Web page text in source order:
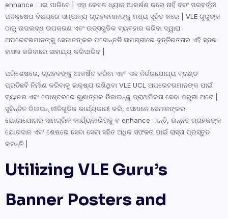
enhance ାଇ ପାରିବେ | ଏହା କେବଳ ଧ୍ୟାନ ଆକର୍ଷଣ କରେ ନାହିଁ ବରଂ ପରବର୍ତ୍ତୀ
ପଦକ୍ଷେପ ବିଷୟରେ ସମ୍ଭାବ୍ୟ ଗ୍ରାହକମାନଙ୍କୁ ମଧ୍ୟ ସୂଚିତ କରେ | VLE ଗୁରୁଙ୍କ
ଠାରୁ ଉପଲବ୍ଧ ଉପକରଣ ଏବଂ ଉତ୍ସଗୁଡିକ ବ୍ୟବହାର କରିବା ଦ୍ୱାରା
ଅପରେଟରମାନଙ୍କୁ ସେମାନଙ୍କର ପଦୋନ୍ନତି ସାମଗ୍ରୀରେ ବୃତ୍ତିଗତତାର ଏହି ସ୍ତର
ହାସଲ କରିବାରେ ସାହାଯ୍ୟ କରିପାରିବ |
ପରିଶେଷରେ, ଗ୍ରାହକଙ୍କୁ ଆକର୍ଷିତ କରିବା ଏବଂ ଏକ ନିର୍ଭରଯୋଗ୍ୟ ବ୍ରାଣ୍ଡ
ପ୍ରତିଛବି ନିର୍ମାଣ କରିବାକୁ ଲକ୍ଷ୍ୟ ରଖିଥିବା VLE UCL ଅପରେଟରମାନଙ୍କ ପାଇଁ
ବ୍ୟାନର ଏବଂ ପୋଷ୍ଟରରେ ଗୁଣାତ୍ମକ ଡିଜାଇନ୍କୁ ପ୍ରାଥମିକତା ଦେବା ଜରୁରୀ ଅଟେ |
ସୁଚିନ୍ତିତ ଡିଜାଇନ୍ ନୀତିଗୁଡିକ କାର୍ଯ୍ୟକାରୀ କରି, ସେମାନେ ସେମାନଙ୍କର
ଯୋଗାଯୋଗର ସାମଗ୍ରିକ କାର୍ଯ୍ୟକାରିତାକୁ ବ enhance ାନ୍ତି, ଉନ୍ନତ ଗ୍ରାହକଙ୍କ
ଯୋଗଦାନ ଏବଂ ଶେଷରେ ସେବା ସେବା ସହିତ ଅଧିକ ସଫଳତା ପାଇଁ ରାସ୍ତା ପ୍ରସ୍ତୁତ
କରନ୍ତି |
Utilizing VLE Guru’s
Banner Posters and